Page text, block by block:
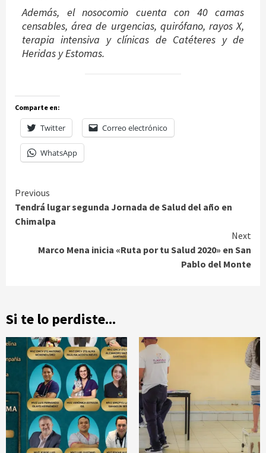
Además, el nosocomio cuenta con 40 camas
censables, área de urgencias, quirófano, rayos X,
terapia intensiva y clínicas de Catéteres y de
Heridas y Estomas.
Comparte en:
Twitter Correo electrónico
WhatsApp
Continue
Reading
Previous
Tendrá lugar segunda Jornada de Salud del año en
Chimalpa
Next
Marco Mena inicia «Ruta por tu Salud 2020» en San
Pablo del Monte
Si te lo perdiste...